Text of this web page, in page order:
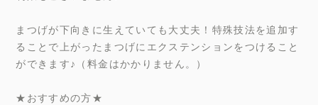
まつげが下向きに生えていても大丈夫！特殊技法を追加す
ることで上がったまつげにエクステンションをつけること
ができます♪（料金はかかりません。）
★おすすめの方★